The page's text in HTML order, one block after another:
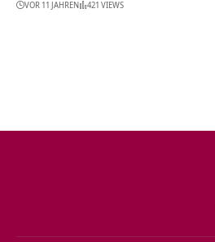
VOR 11 JAHREN 421 VIEWS